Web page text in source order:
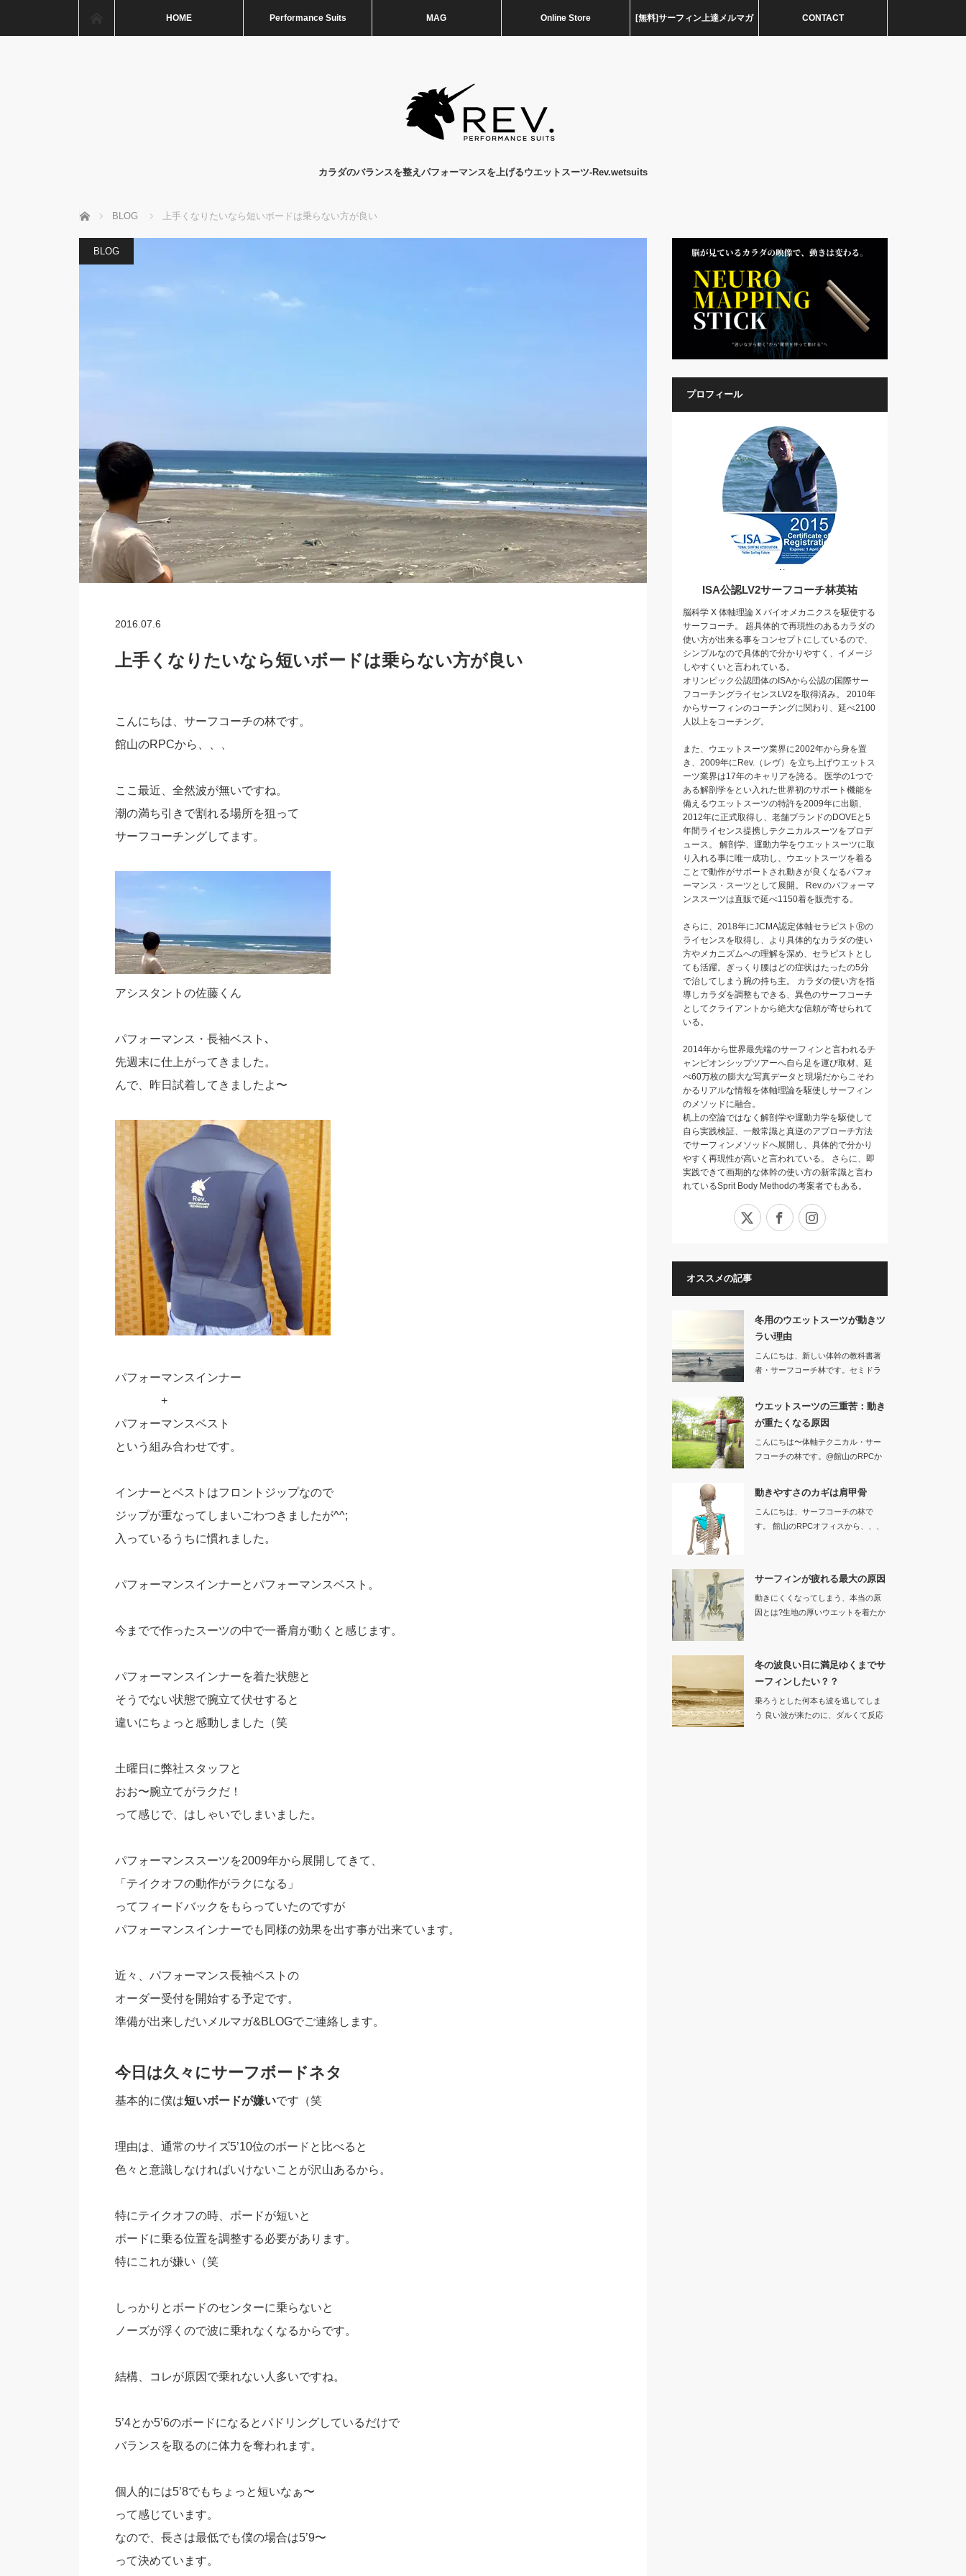
HOME Performance Suits MAG Online Store [無料]サーフィン上達メルマガ CONTACT
カラダのバランスを整えパフォーマンスを上げるウエットスーツ-Rev.wetsuits
ホーム BLOG 上手くなりたいなら短いボードは乗らない方が良い
BLOG
2016.07.6
上手くなりたいなら短いボードは乗らない方が良い
こんにちは、サーフコーチの林です。
館山のRPCから、、、
ここ最近、全然波が無いですね。
潮の満ち引きで割れる場所を狙って
サーフコーチングしてます。
アシスタントの佐藤くん
パフォーマンス・長袖ベスト､
先週末に仕上がってきました。
んで、昨日試着してきましたよ〜
パフォーマンスインナー
+
パフォーマンスベスト
という組み合わせです。
インナーとベストはフロントジップなので
ジップが重なってしまいごわつきましたが^^;
入っているうちに慣れました。
パフォーマンスインナーとパフォーマンスベスト。
今までで作ったスーツの中で一番肩が動くと感じます。
パフォーマンスインナーを着た状態と
そうでない状態で腕立て伏せすると
違いにちょっと感動しました（笑
土曜日に弊社スタッフと
おお〜腕立てがラクだ！
って感じで、はしゃいでしまいました。
パフォーマンススーツを2009年から展開してきて、
「テイクオフの動作がラクになる」
ってフィードバックをもらっていたのですが
パフォーマンスインナーでも同様の効果を出す事が出来ています。
近々、パフォーマンス長袖ベストの
オーダー受付を開始する予定です。
準備が出来しだいメルマガ&BLOGでご連絡します。
今日は久々にサーフボードネタ
基本的に僕は短いボードが嫌いです（笑
理由は、通常のサイズ5’10位のボードと比べると
色々と意識しなければいけないことが沢山あるから。
特にテイクオフの時、ボードが短いと
ボードに乗る位置を調整する必要があります。
特にこれが嫌い（笑
しっかりとボードのセンターに乗らないと
ノーズが浮くので波に乗れなくなるからです。
結構、コレが原因で乗れない人多いですね。
5’4とか5’6のボードになるとパドリングしているだけで
バランスを取るのに体力を奪われます。
個人的には5’8でもちょっと短いなぁ〜
って感じています。
なので、長さは最低でも僕の場合は5’9〜
って決めています。
プロフィール
ISA公認LV2サーフコーチ林英祐
脳科学 X 体軸理論 X バイオメカニクスを駆使する
サーフコーチ。 超具体的で再現性のあるカラダの
使い方が出来る事をコンセプトにしているので、
シンプルなので具体的で分かりやすく、イメージ
しやすくいと言われている。
オリンピック公認団体のISAから公認の国際サー
フコーチングライセンスLV2を取得済み。 2010年
からサーフィンのコーチングに関わり、延べ2100
人以上をコーチング。
また、ウエットスーツ業界に2002年から身を置
き、2009年にRev.（レヴ）を立ち上げウエットス
ーツ業界は17年のキャリアを誇る。 医学の1つで
ある解剖学をとい入れた世界初のサポート機能を
備えるウエットスーツの特許を2009年に出願、
2012年に正式取得し、老舗ブランドのDOVEと5
年間ライセンス提携しテクニカルスーツをプロデ
ュース。 解剖学、運動力学をウエットスーツに取
り入れる事に唯一成功し、ウエットスーツを着る
ことで動作がサポートされ動きが良くなるパフォ
ーマンス・スーツとして展開。 Rev.のパフォーマ
ンススーツは直販で延べ1150着を販売する。
さらに、2018年にJCMA認定体軸セラピストⓇの
ライセンスを取得し、より具体的なカラダの使い
方やメカニズムへの理解を深め、セラピストとし
ても活躍。ぎっくり腰はどの症状はたったの5分
で治してしまう腕の持ち主。 カラダの使い方を指
導しカラダを調整もできる、異色のサーフコーチ
としてクライアントから絶大な信頼が寄せられて
いる。
2014年から世界最先端のサーフィンと言われるチ
ャンピオンシップツアーへ自ら足を運び取材、延
べ60万枚の膨大な写真データと現場だからこそわ
かるリアルな情報を体軸理論を駆使しサーフィン
のメソッドに融合。
机上の空論ではなく解剖学や運動力学を駆使して
自ら実践検証、一般常識と真逆のアプローチ方法
でサーフィンメソッドへ展開し、具体的で分かり
やすく再現性が高いと言われている。 さらに、即
実践できて画期的な体幹の使い方の新常識と言わ
れているSprit Body Methodの考案者でもある。
Facebook
オススメの記事
冬用のウエットスーツが動きツ
ラい理由
こんにちは、新しい体幹の教科書著
者・サーフコーチ林です。セミドラ
ウエットスーツの三重苦：動き
が重たくなる原因
こんにちは〜体軸テクニカル・サー
フコーチの林です。@館山のRPCか
動きやすさのカギは肩甲骨
こんにちは、サーフコーチの林で
す。 館山のRPCオフィスから、、、
サーフィンが疲れる最大の原因
動きにくくなってしまう、本当の原
因とは?生地の厚いウエットを着たか
冬の波良い日に満足ゆくまでサ
ーフィンしたい？？
乗ろうとした何本も波を逃してしま
う 良い波が来たのに、ダルくて反応